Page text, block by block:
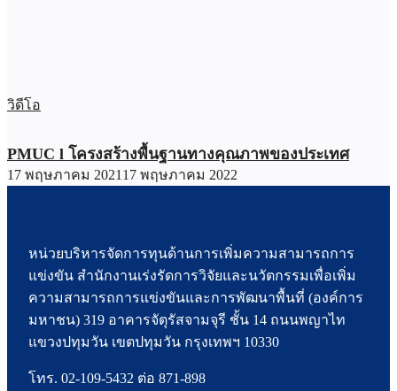
วิดีโอ
PMUC l โครงสร้างพื้นฐานทางคุณภาพของประเทศ
17 พฤษภาคม 2021 17 พฤษภาคม 2022
หน่วยบริหารจัดการทุนด้านการเพิ่มความสามารถการ
แข่งขัน สำนักงานเร่งรัดการวิจัยและนวัตกรรมเพื่อเพิ่ม
ความสามารถการแข่งขันและการพัฒนาพื้นที่ (องค์การ
มหาชน) 319 อาคารจัตุรัสจามจุรี ชั้น 14 ถนนพญาไท
แขวงปทุมวัน เขตปทุมวัน กรุงเทพฯ 10330
โทร. 02-109-5432 ต่อ 871-898